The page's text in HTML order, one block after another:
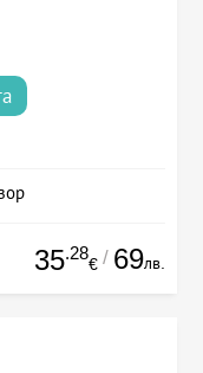
35.28
€ / 69лв.